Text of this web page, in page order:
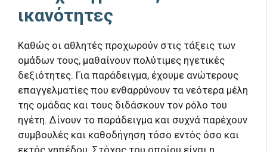
ικανότητες
Καθώς οι αθλητές προχωρούν στις τάξεις των
ομάδων τους, μαθαίνουν πολύτιμες ηγετικές
δεξιότητες. Για παράδειγμα, έχουμε ανώτερους
επαγγελματίες που ενθαρρύνουν τα νεότερα μέλη
της ομάδας και τους διδάσκουν τον ρόλο του
ηγέτη. Δίνουν το παράδειγμα και συχνά παρέχουν
συμβουλές και καθοδήγηση τόσο εντός όσο και